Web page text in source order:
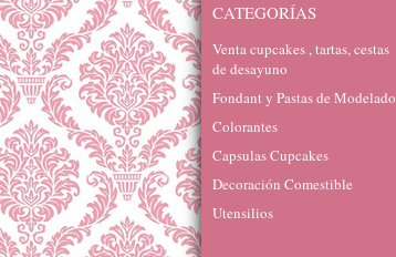
CATEGORÍAS
Venta cupcakes , tartas, cestas
de desayuno
Fondant y Pastas de Modelado
Colorantes
Capsulas Cupcakes
Decoración Comestible
Utensilios